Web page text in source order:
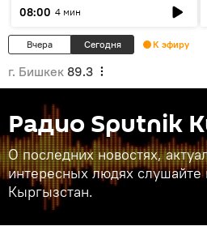
08:00 4 мин
Вчера Сегодня К эфиру
г. Бишкек 89.3
Радио Sputnik
О последних новостях,
интересных людях слушайте
Кыргызстан.